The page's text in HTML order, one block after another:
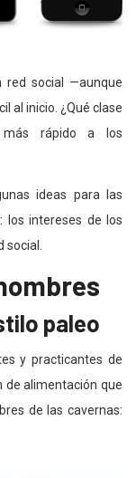
red social —aunque
al inicio. ¿Qué clase
más rápido a los
ideas para las
los intereses de los
paleo
y practicantes de
de alimentación que
de las cavernas: